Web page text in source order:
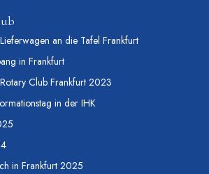
an die Tafel Frankfurt
in Frankfurt
Club Frankfurt 2023
in der IHK
in Frankfurt 2025